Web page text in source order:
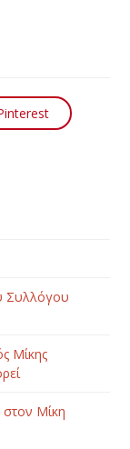
Συλλόγου
Μίκης
στον Μίκη